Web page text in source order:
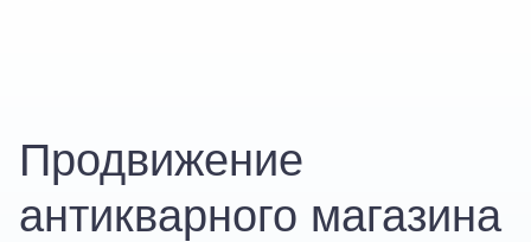
Продвижение
антикварного магазина